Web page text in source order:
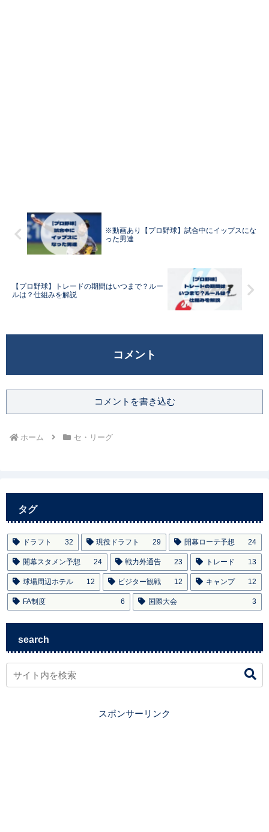
※動画あり【プロ野球】試合中にイップスにな
った男達
【プロ野球】トレードの期間はいつまで？ルー
ルは？仕組みを解説
コメント
コメントを書き込む
ホーム セ・リーグ
タグ
ドラフト 32 現役ドラフト 29 開幕ローテ予想 24
開幕スタメン予想 24 戦力外通告 23 トレード 13
球場周辺ホテル 12 ビジター観戦 12 キャンプ 12
FA制度 6 国際大会 3
search
スポンサーリンク